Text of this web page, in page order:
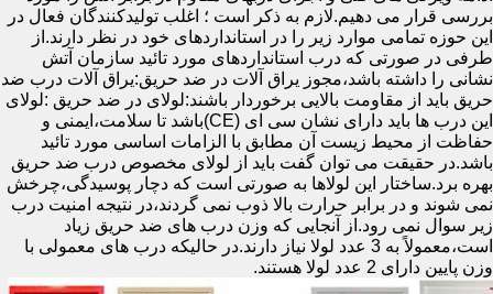
بررسی قرار می دهیم.لازم به ذکر است ؛ اغلب تولیدکنندگان فعال در
این حوزه تمامی موارد زیر را در استانداردهای خود در نظر دارند.از
طرفی در صورتی که درب استانداردهای مورد تائید سازمان آتش
نشانی را داشته باشد،مجوز یراق آلات در ضد حریق:یراق آلات درب ضد
حریق باید از مقاومت بالایی برخوردار باشند:لولای در ضد حریق :لولای
این درب ها باید دارای نشان سی ای (CE)باشد تا سلامت،ایمنی و
حفاظت از محیط زیست آن مطابق با الزامات اساسی مورد تائید
باشد.در حقیقت می توان گفت باید از لولای مخصوص درب ضد حریق
بهره برد.ساختار این لولاها به صورتی است که دچار پوسیدگی،چرخش
نمی شوند و در برابر حرارت بالا ذوب نمی گردند،در نتیجه امنیت درب
زیر سوال نمی رود.از آنجایی که وزن درب های ضد حریق زیاد
است،معمولاً به 3 عدد لولا نیاز دارند.در حالیکه درب های معمولی با
وزن پایین دارای 2 عدد لولا هستند.